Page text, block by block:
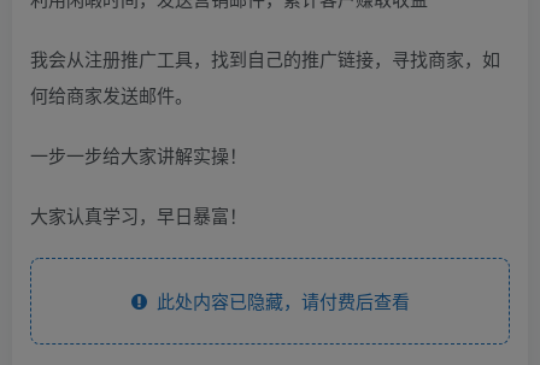
我会从注册推广工具，找到自己的推广链接，寻找商家，如
何给商家发送邮件。
一步一步给大家讲解实操！
大家认真学习，早日暴富！
此处内容已隐藏，请付费后查看